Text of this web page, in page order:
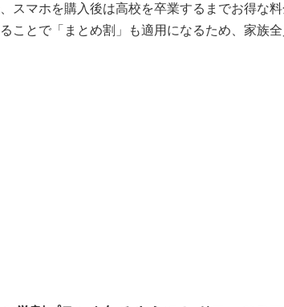
スマホを購入後は高校を卒業するまでお得な
ことで「まとめ割」も適用になるため、家族